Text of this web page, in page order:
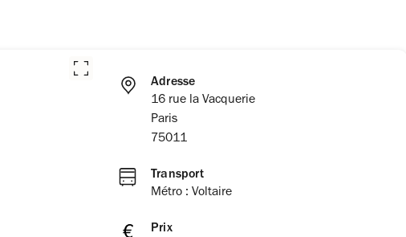
Adresse
16 rue la Vacquerie
Paris
75011
Transport
Métro : Voltaire
Prix